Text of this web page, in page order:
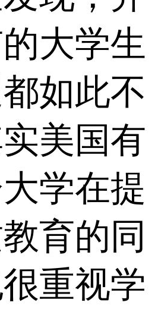
大学生
如此不
美国有
学在提
育的同
重视学